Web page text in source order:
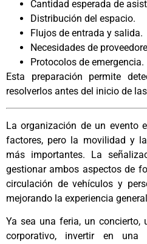
Cantidad esperada de
Distribución del espacio.
Flujos de entrada y salida.
Necesidades de
Protocolos de emergencia.
Esta preparación permite
resolverlos antes del inicio de
La organización de un evento
factores, pero la movilidad y
más importantes. La
gestionar ambos aspectos de
circulación de vehículos y
mejorando la experiencia
Ya sea una feria, un concierto,
corporativo, invertir en una